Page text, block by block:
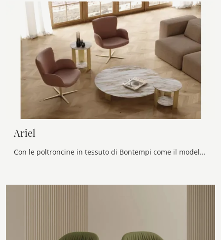
Ariel
Con le poltroncine in tessuto di Bontempi come il modello Ariel potrai ultimare il tuo progetto d'arredo.